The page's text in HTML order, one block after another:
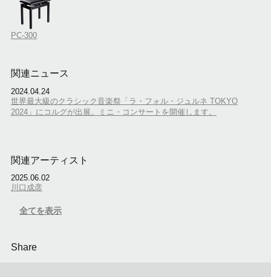
PC-300
関連ニュース
2024.04.24
世界最大級のクラシック音楽祭「ラ・フォル・ジュルネ TOKYO
2024」にコルグが出展。ミニ・コンサートを開催します。
関連アーティスト
2025.06.02
川口成彦
全てを表示
Share